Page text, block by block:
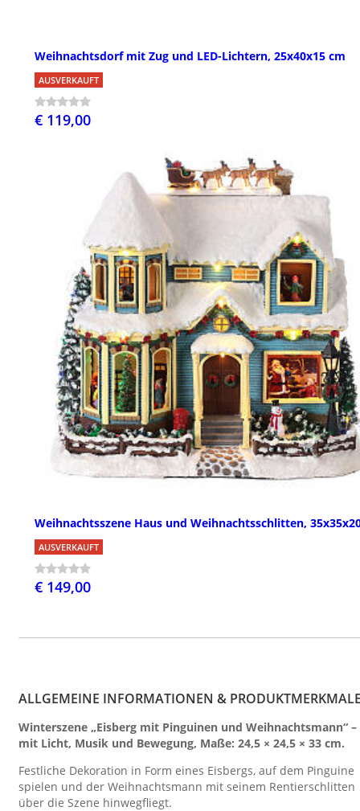
Weihnachtsdorf mit Zug und LED-Lichtern, 25x40x15 cm
AUSVERKAUFT
€ 119,00
Weihnachtsszene Haus und Weihnachtsschlitten,
AUSVERKAUFT
€ 149,00
ALLGEMEINE INFORMATIONEN &
Winterszene „Eisberg mit Pinguinen und Weihnachtsmann“ –
mit Licht, Musik und Bewegung, Maße: 24,5 × 24,5 × 33 cm.
Festliche Dekoration in Form eines Eisbergs, auf dem Pinguine
spielen und der Weihnachtsmann mit seinem Rentierschlitten
über die Szene hinwegfliegt.